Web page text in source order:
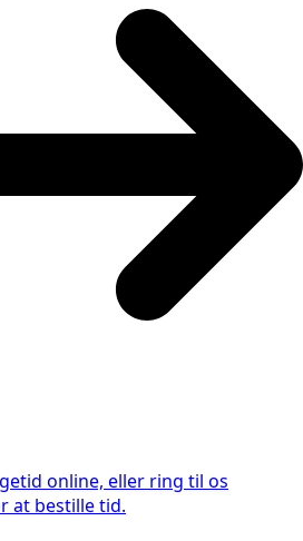
online, eller ring til os
at bestille tid.